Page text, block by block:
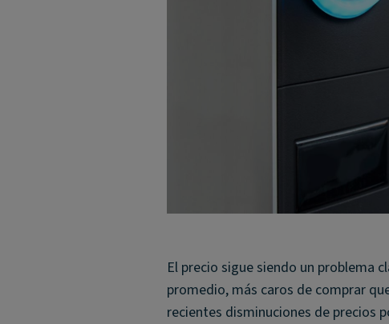
El precio sigue siendo un problema
promedio, más caros de comprar
recientes disminuciones de precios